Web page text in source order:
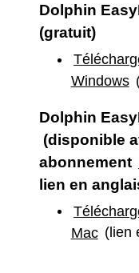
Dolphin
(gratuit)
Windows
Dolphin
(disponible
abonnement
lien en
Mac (lien